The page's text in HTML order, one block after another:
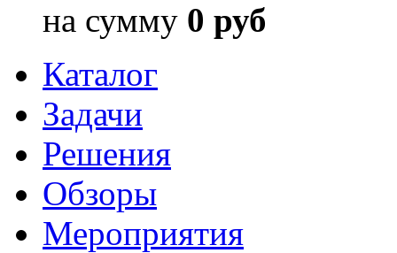
на сумму 0 руб
Каталог
Задачи
Решения
Обзоры
Мероприятия